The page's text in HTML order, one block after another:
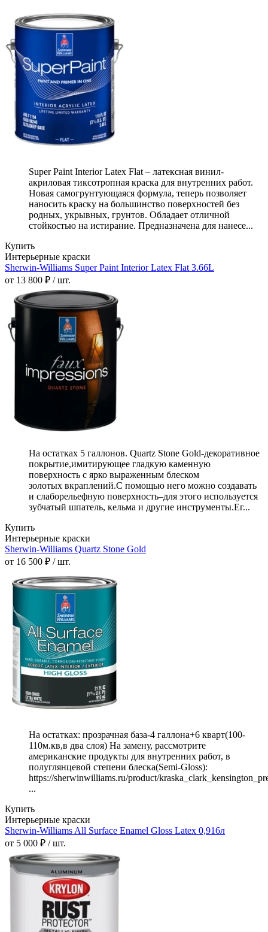
Super Paint Interior Latex Flat – латексная винил-
акриловая тиксотропная краска для внутренних работ.
Новая самогрунтующаяся формула, теперь позволяет
наносить краску на большинство поверхностей без
родных, укрывных, грунтов. Обладает отличной
стойкостью на истирание. Предназначена для нанесе...
Купить
Интерьерные краски
Sherwin-Williams Super Paint Interior Latex Flat 3.66L
от 13 800 ₽ / шт.
На остатках 5 галлонов. Quartz Stone Gold-декоративное
покрытие,имитирующее гладкую каменную
поверхность с ярко выраженным блеском
золотых вкраплений.С помощью него можно создавать
и слаборельефную поверхность–для этого используется
зубчатый шпатель, кельма и другие инструменты.Ег...
Купить
Интерьерные краски
Sherwin-Williams Quartz Stone Gold
от 16 500 ₽ / шт.
На остатках: прозрачная база-4 галлона+6 кварт(100-
110м.кв,в два слоя) На замену, рассмотрите
американские продукты для внутренних работ, в
полуглянцевой степени блеска(Semi-Gloss):
https://sherwinwilliams.ru/product/
...
Купить
Интерьерные краски
Sherwin-Williams All Surface Enamel Gloss Latex 0,916л
от 5 000 ₽ / шт.